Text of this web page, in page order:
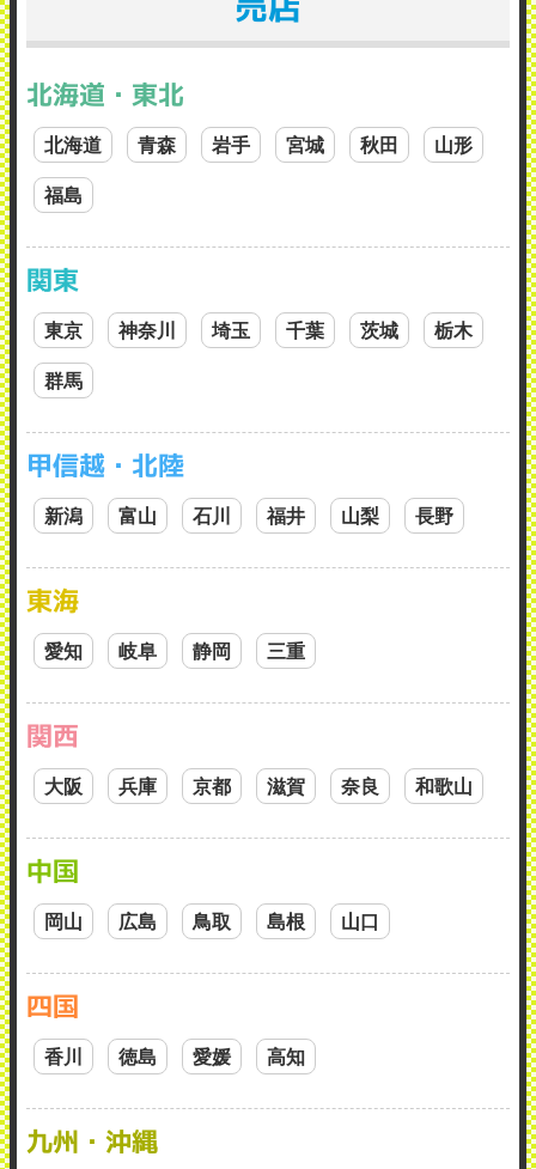
北海道・東北
北海道 青森 岩手 宮城 秋田 山形
福島
関東
東京 神奈川 埼玉 千葉 茨城 栃木
群馬
甲信越・北陸
新潟 富山 石川 福井 山梨 長野
東海
愛知 岐阜 静岡 三重
関西
大阪 兵庫 京都 滋賀 奈良 和歌山
中国
岡山 広島 鳥取 島根 山口
四国
香川 徳島 愛媛 高知
九州・沖縄